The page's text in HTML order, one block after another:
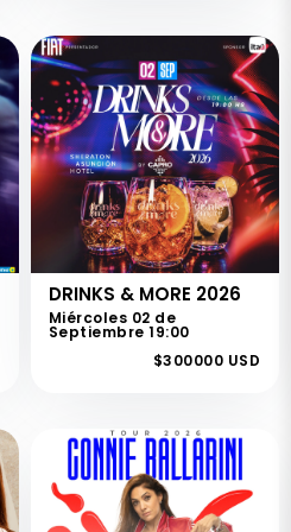
DRINKS & MORE 2026
Miércoles 02 de
Septiembre 19:00
$300000 USD